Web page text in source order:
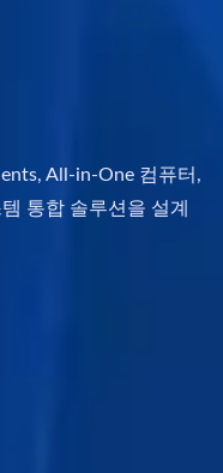
All-in-One 컴퓨터,
통합 솔루션을 설계